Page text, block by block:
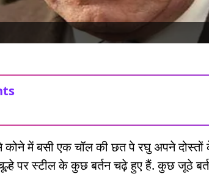
कोने में बसी एकचॉल की छत पे रघु अपने दोस्तों
पर स्टील के कुछ बर्तन चढ़े हुए हैं. कुछ जूठे